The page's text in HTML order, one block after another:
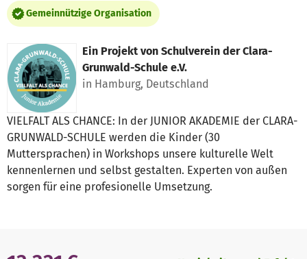
Gemeinnützige Organisation
Ein Projekt von Schulverein der Clara-
Grunwald-Schule e.V.
in Hamburg, Deutschland
VIELFALT ALS CHANCE: In der JUNIOR AKADEMIE der CLARA-
GRUNWALD-SCHULE werden die Kinder (30
Muttersprachen) in Workshops unsere kulturelle Welt
kennenlernen und selbst gestalten. Experten von außen
sorgen für eine profesionelle Umsetzung.